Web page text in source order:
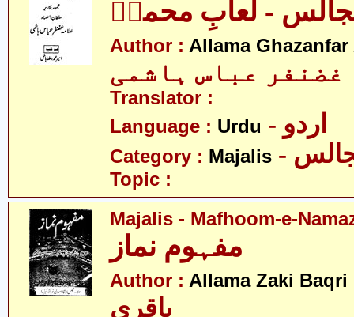
- لعابِ محمدؐ
Author : Allama
غضنفر عباس ہاشمی
Translator :
Language : Urdu - اردو
Category : Majalis
Topic :
Majalis - Mafhoom-e-
Author : Allama Zaki Baqri